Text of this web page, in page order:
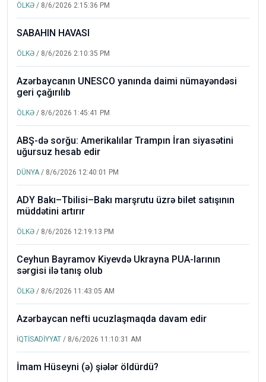
ÖLKƏ / 8/6/2026 2:15:36 PM
SABAHIN HAVASI
ÖLKƏ / 8/6/2026 2:10:35 PM
Azərbaycanın UNESCO yanında daimi nümayəndəsi
geri çağırılıb
ÖLKƏ / 8/6/2026 1:45:41 PM
ABŞ-də sorğu: Amerikalılar Trampın İran siyasətini
uğursuz hesab edir
DÜNYA / 8/6/2026 12:40:01 PM
ADY Bakı–Tbilisi–Bakı marşrutu üzrə bilet satışının
müddətini artırır
ÖLKƏ / 8/6/2026 12:19:13 PM
Ceyhun Bayramov Kiyevdə Ukrayna PUA-larının
sərgisi ilə tanış olub
ÖLKƏ / 8/6/2026 11:43:05 AM
Azərbaycan nefti ucuzlaşmaqda davam edir
İQTİSADİYYAT / 8/6/2026 11:10:31 AM
İmam Hüseyni (ə) şiələr öldürdü?